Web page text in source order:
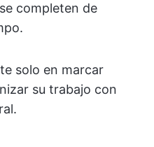
completen de
solo en marcar
su trabajo con